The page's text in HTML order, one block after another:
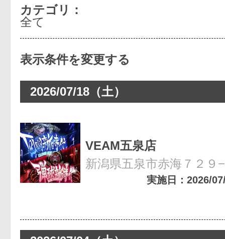
カテゴリ：
全て
2026/07/18（土）
VEAM五泉店
新潟県五泉市赤海７２９
実施日：2026/